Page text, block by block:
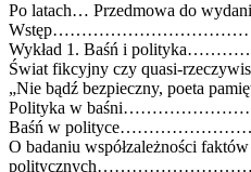
Po latach… Przedmowa
Wykład 1. Baśń i
Świat fikcyjny czy quasi-
„Nie bądź bezpieczny, poeta
Polityka w
Baśń w
O badaniu współzależności